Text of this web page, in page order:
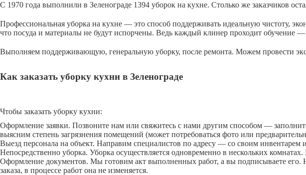
С 1970 года выполнили в Зеленограде 1394 уборок на кухне. Столько же заказчиков
Профессиональная уборка на кухне — это способ поддерживать идеальную чистоту,
что посуда и материалы не будут испорчены. Ведь каждый клинер проходит обучение
Выполняем поддерживающую, генеральную уборку, после ремонта. Можем провести
Как заказать уборку кухни в Зеленограде
Чтобы заказать уборку кухни:
Оформление заявки. Позвоните нам или свяжитесь с нами другим способом —
выясним степень загрязнения помещений (может потребоваться фото или
Выезд персонала на объект. Направим специалистов по адресу — со своим
Непосредственно уборка. Уборка осуществляется одновременно в нескольких
Оформление документов. Мы готовим акт выполненных работ, а вы подписываете его.
заказа, в процессе работ она не изменяется.